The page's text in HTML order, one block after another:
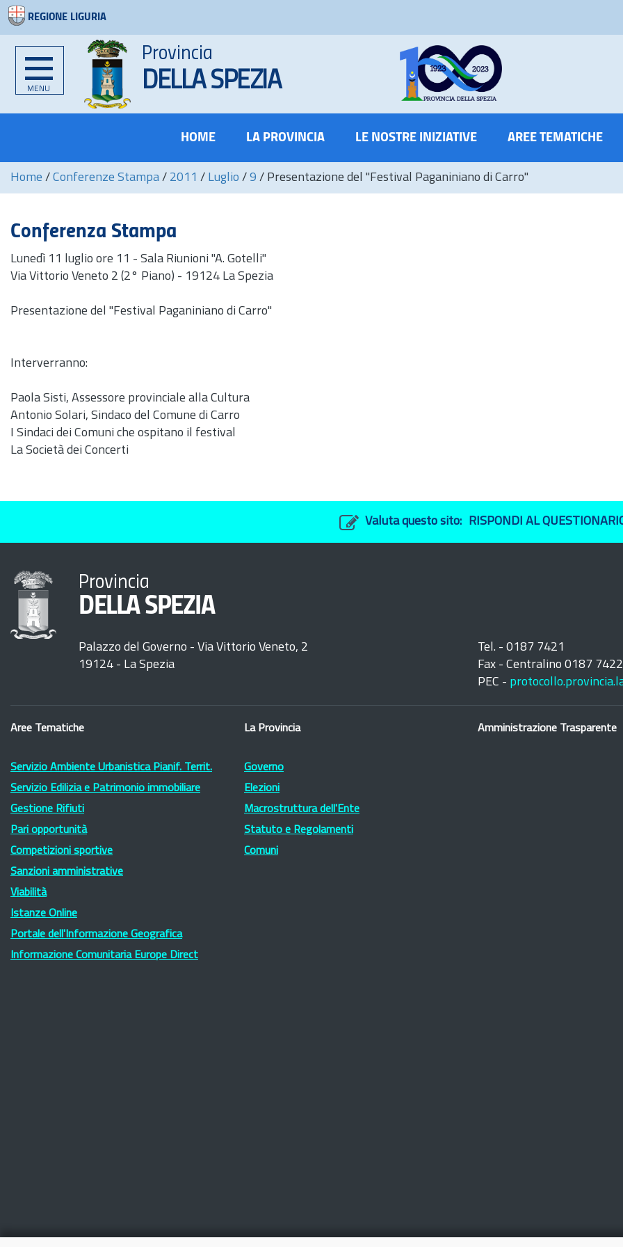
REGIONE LIGURIA
MENU
Provincia
DELLA SPEZIA
HOME LA PROVINCIA LE NOSTRE INIZIATIVE AREE TEMATICHE
Home / Conferenze Stampa / 2011 / Luglio / 9 / Presentazione del "Festival Paganiniano di Carro"
Conferenza Stampa
Lunedì 11 luglio ore 11 - Sala Riunioni "A. Gotelli"
Via Vittorio Veneto 2 (2° Piano) - 19124 La Spezia
Presentazione del "Festival Paganiniano di Carro"
Interverranno:
Paola Sisti, Assessore provinciale alla Cultura
Antonio Solari, Sindaco del Comune di Carro
I Sindaci dei Comuni che ospitano il festival
La Società dei Concerti
Valuta questo sito: RISPONDI AL
Provincia
DELLA SPEZIA
Palazzo del Governo - Via Vittorio Veneto, 2
19124 - La Spezia
Tel. - 0187 7421
Fax - Centralino 0187
PEC -
Aree Tematiche
Servizio Ambiente Urbanistica Pianif. Territ.
Servizio Edilizia e Patrimonio immobiliare
Gestione Rifiuti
Pari opportunità
Competizioni sportive
Sanzioni amministrative
Viabilità
Istanze Online
Portale dell'Informazione Geografica
Informazione Comunitaria Europe Direct
La Provincia
Governo
Elezioni
Macrostruttura dell'Ente
Statuto e Regolamenti
Comuni
Amministrazione Trasparente